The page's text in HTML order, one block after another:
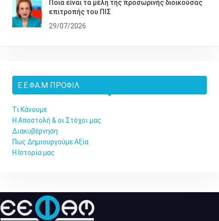
Ποια είναι τα μέλη της προσωρινής διοικούσας
επιτροπής του ΠΙΣ
29/07/2026
Ε.Ε.ΦΑ.Μ ΠΡΟΦΊΛ
Τι Κάνουμε
Η Αποστολή & οι Στόχοι μας
Διακυβέρνηση
Πως Δημιουργούμε Αξία
Η Ιστορία μας